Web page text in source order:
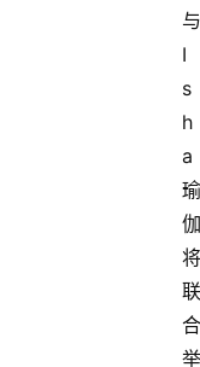
与
I
s
h
a
瑜
伽
将
联
合
举